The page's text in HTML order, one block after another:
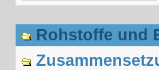
Rohstoffe und